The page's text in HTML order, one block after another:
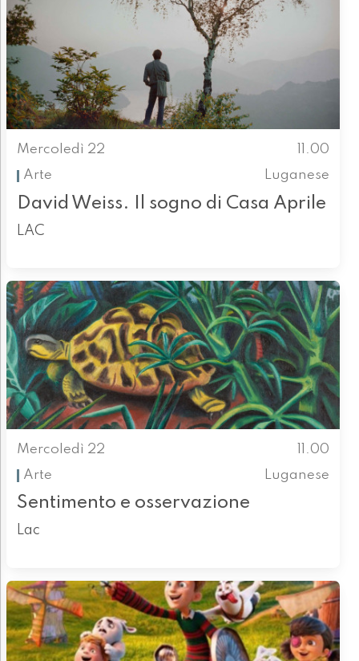
Mercoledì 22
11.00
Arte
Luganese
David Weiss. Il sogno di Casa Aprile
LAC
Mercoledì 22
11.00
Arte
Luganese
Sentimento e osservazione
Lac